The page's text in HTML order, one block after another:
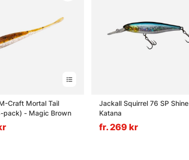
Craft Mortal Tail
pack) - Magic Brown
Jackall Squirrel 76 SP Shine
Katana
fr. 269 kr